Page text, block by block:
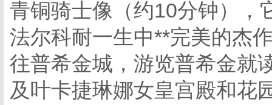
青铜骑士像（约10分钟），
法尔科耐一生中**完美的杰
往普希金城，游览普希金就
及叶卡捷琳娜女皇宫殿和花